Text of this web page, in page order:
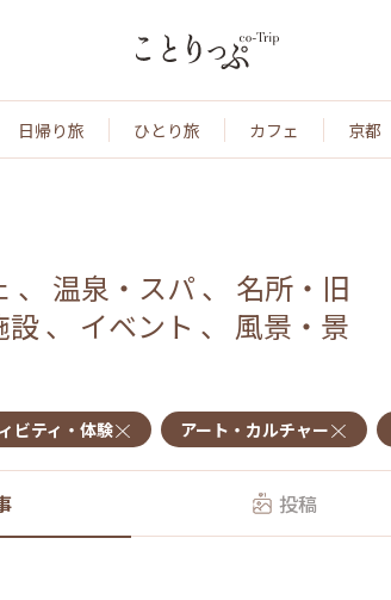
日帰り旅 ひとり旅 カフェ 京都
、 温泉・スパ 、 名所・旧
設、 イベント 、 風景・景
ビティ・体験 アート・カルチャー
投稿